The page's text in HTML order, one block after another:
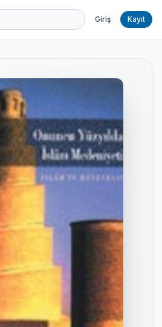
Giriş Kayıt